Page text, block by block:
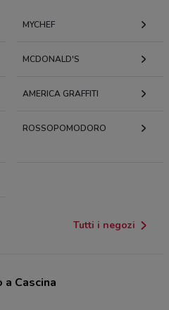
MYCHEF
MCDONALD'S
AMERICA GRAFFITI
ROSSOPOMODORO
Tutti i negozi
Cascina